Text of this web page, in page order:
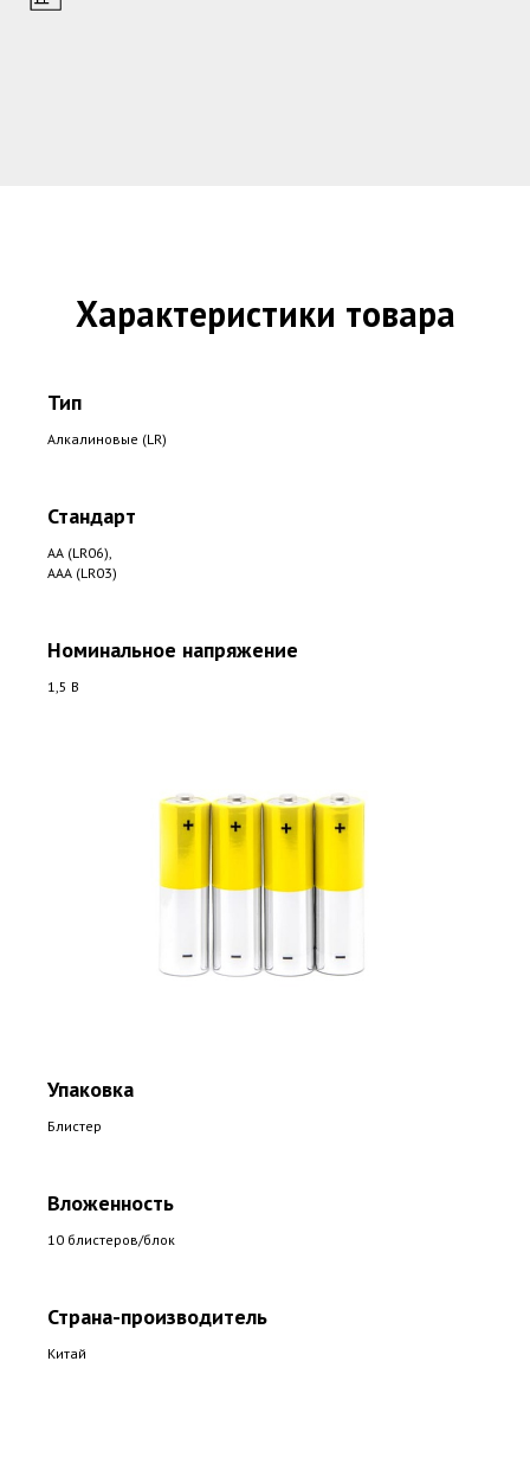
Характеристики товара
Тип
Алкалиновые (LR)
Стандарт
AA (LR06),
ААА (LR03)
Номинальное напряжение
1,5 В
Упаковка
Блистер
Вложенность
10 блистеров/блок
Страна-производитель
Китай